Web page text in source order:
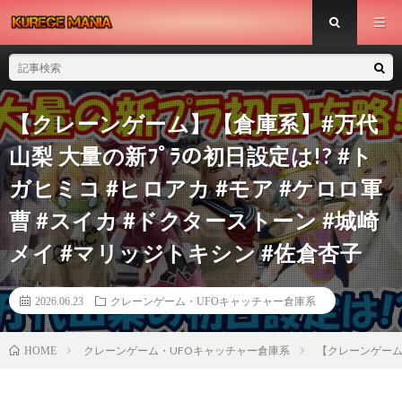
【クレーンゲーム】【倉庫系】#万代
山梨 大量の新ﾌﾟﾗの初日設定は!? #ト
ガヒミコ #ヒロアカ #モア #ケロロ軍
曹 #スイカ #ドクターストーン #城崎
メイ #マリッジトキシン #佐倉杏子
2026.06.23 クレーンゲーム・UFOキャッチャー倉庫系
HOME クレーンゲーム・UFOキャッチャー倉庫系 【クレーンゲー